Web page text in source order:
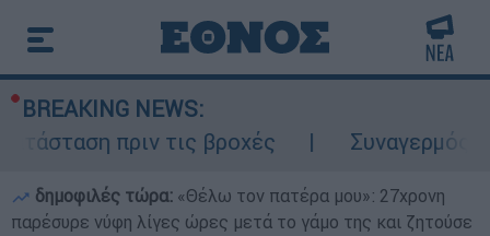
BREAKING NEWS:
πριν τις βροχές
Συναγερμός
δημοφιλές τώρα: «Θέλω τον πατέρα μου»: 27χρονη
παρέσυρε νύφη λίγες ώρες μετά το γάμο της και ζητούσε